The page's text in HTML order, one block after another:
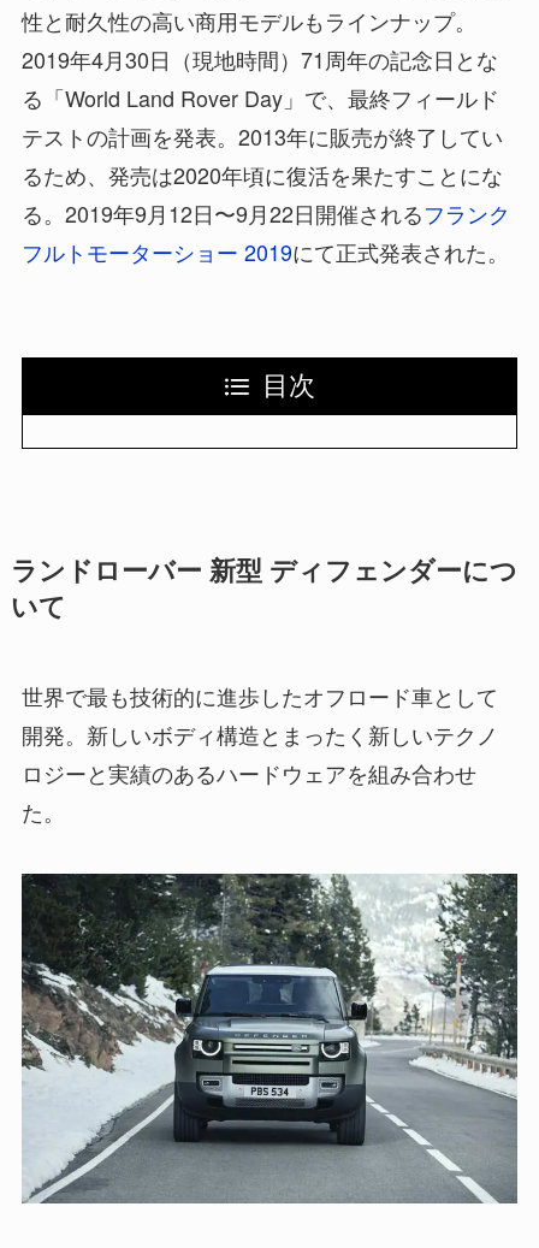
性と耐久性の高い商用モデルもラインナップ。
2019年4月30日（現地時間）71周年の記念日とな
る「World Land Rover Day」で、最終フィールド
テストの計画を発表。2013年に販売が終了してい
るため、発売は2020年頃に復活を果たすことにな
る。2019年9月12日〜9月22日開催されるフランク
フルトモーターショー 2019にて正式発表された。
目次
ランドローバー 新型 ディフェンダーにつ
いて
世界で最も技術的に進歩したオフロード車として
開発。新しいボディ構造とまったく新しいテクノ
ロジーと実績のあるハードウェアを組み合わせ
た。